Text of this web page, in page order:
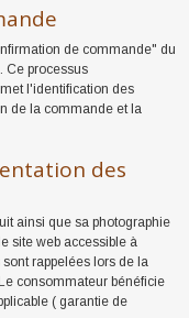
de commande" du
Ce processus
l'identification des
de la commande et la
des
ainsi que sa photographie
site web accessible à
rappelées lors de la
consommateur bénéficie
( garantie de